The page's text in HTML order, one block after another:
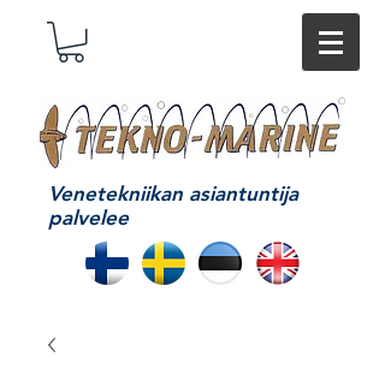
Venetekniikan asiantuntija
palvelee